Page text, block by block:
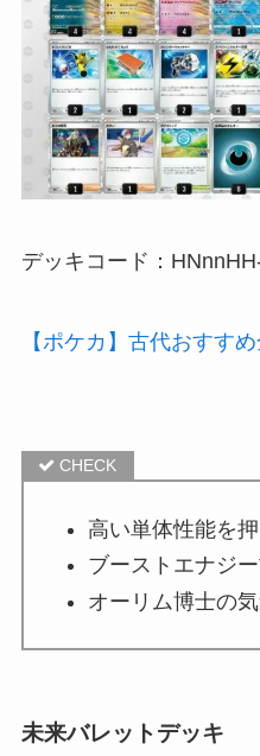
デッキコード：
【ポケカ】古代おすす
高い単体性能を
ブーストエナジ
オーリム博士の
未来バレットデッキ